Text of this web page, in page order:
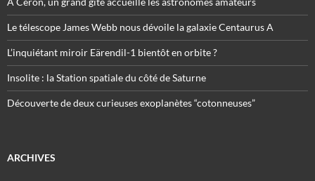
Le télescope James Webb nous dévoile la galaxie Centaurus A
L’inquiétant miroir Eärendil-1 bientôt en orbite ?
Insolite : la Station spatiale du côté de Saturne
Découverte de deux curieuses exoplanètes “cotonneuses”
ARCHIVES